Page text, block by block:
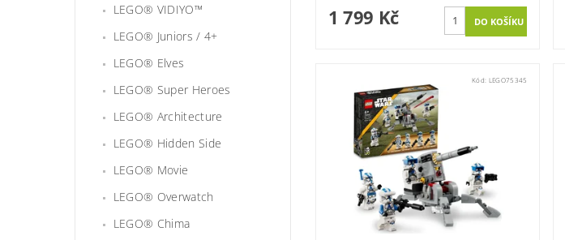
LEGO® VIDIYO™
LEGO® Juniors / 4+
LEGO® Elves
LEGO® Super Heroes
LEGO® Architecture
LEGO® Hidden Side
LEGO® Movie
LEGO® Overwatch
LEGO® Chima
1 799 Kč
Kód: LEGO75345